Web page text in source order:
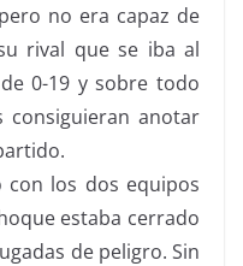
no era capaz de
rival que se iba al
0-19 y sobre todo
consiguieran anotar
con los dos equipos
estaba cerrado
de peligro. Sin